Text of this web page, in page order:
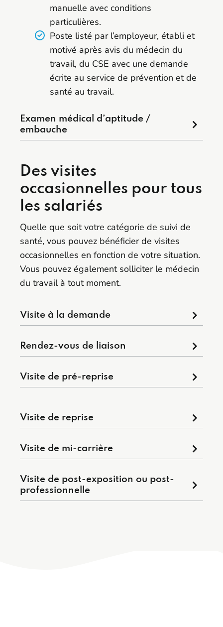
manuelle avec conditions
particulières.
Poste listé par l’employeur, établi et
motivé après avis du médecin du
travail, du CSE avec une demande
écrite au service de prévention et de
santé au travail.
Examen médical d’aptitude /
embauche
Des visites
occasionnelles pour tous
les salariés
Quelle que soit votre catégorie de suivi de
santé, vous pouvez bénéficier de visites
occasionnelles en fonction de votre situation.
Vous pouvez également solliciter le médecin
du travail à tout moment.
Visite à la demande
Rendez-vous de liaison
Visite de pré-reprise
Visite de reprise
Visite de mi-carrière
Visite de post-exposition ou post-
professionnelle